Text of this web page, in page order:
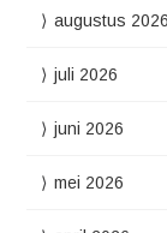
augustus 2026
juli 2026
juni 2026
mei 2026